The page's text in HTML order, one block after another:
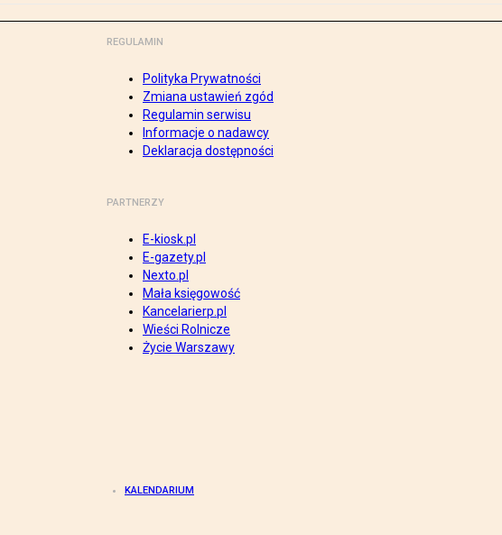
REGULAMIN
Polityka Prywatności
Zmiana ustawień zgód
Regulamin serwisu
Informacje o nadawcy
Deklaracja dostępności
PARTNERZY
E-kiosk.pl
E-gazety.pl
Nexto.pl
Mała księgowość
Kancelarierp.pl
Wieści Rolnicze
Życie Warszawy
KALENDARIUM